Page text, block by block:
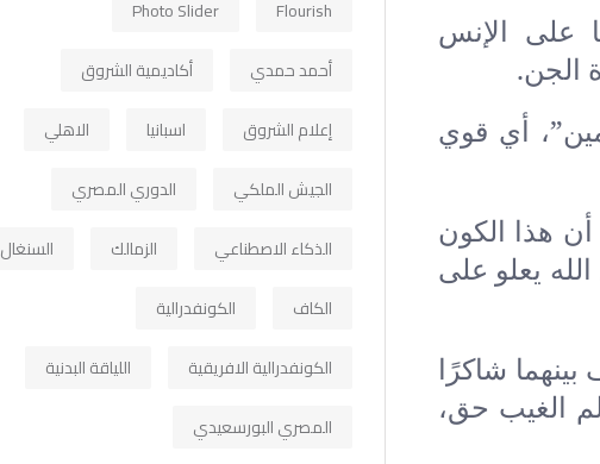
على الإنس
الجن.
أي قوي
أن هذا الكون
يعلو على
شاكرًا
الغيب حق،
Flourish
Photo Slider
أحمد حمدي
أكاديمية الشروق
إعلام الشروق
اسبانيا
الاهلي
الجيش الملكي
الدوري المصري
الذكاء الاصطناعي
الزمالك
السنغال
الكاف
الكونفدرالية
الكونفدرالية الافريقية
اللياقة البدنية
المصري البورسعيدي